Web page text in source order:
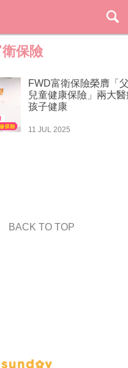
保險
FWD富衛保險榮膺「
兒童健康保險」兩大
孩子健康
11 JUL 2025
BACK TO TOP